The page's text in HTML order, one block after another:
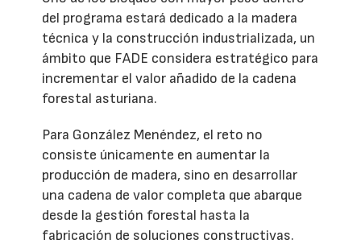
del programa estará dedicado a la madera
técnica y la construcción industrializada, un
ámbito que FADE considera estratégico para
incrementar el valor añadido de la cadena
forestal asturiana.
Para González Menéndez, el reto no
consiste únicamente en aumentar la
producción de madera, sino en desarrollar
una cadena de valor completa que abarque
desde la gestión forestal hasta la
fabricación de soluciones constructivas.